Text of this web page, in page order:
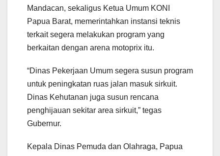
Mandacan, sekaligus Ketua Umum KONI
Papua Barat, memerintahkan instansi teknis
terkait segera melakukan program yang
berkaitan dengan arena motoprix itu.
“Dinas Pekerjaan Umum segera susun program
untuk peningkatan ruas jalan masuk sirkuit.
Dinas Kehutanan juga susun rencana
penghijauan sekitar area sirkuit,” tegas
Gubernur.
Kepala Dinas Pemuda dan Olahraga, Papua